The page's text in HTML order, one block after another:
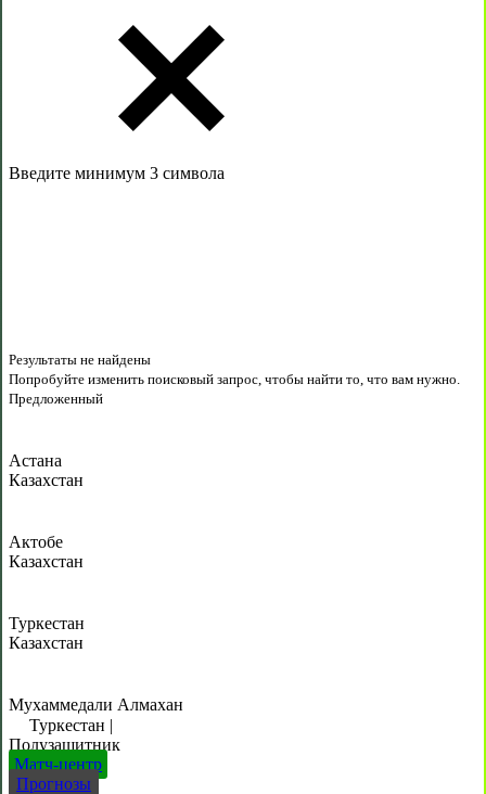
Введите минимум 3 символа
Результаты не найдены
Попробуйте изменить поисковый запрос, чтобы найти то, что вам нужно.
Предложенный
Астана
Казахстан
Актобе
Казахстан
Туркестан
Казахстан
Мухаммедали Алмахан
Туркестан |
Полузащитник
Матч-центр
Прогнозы